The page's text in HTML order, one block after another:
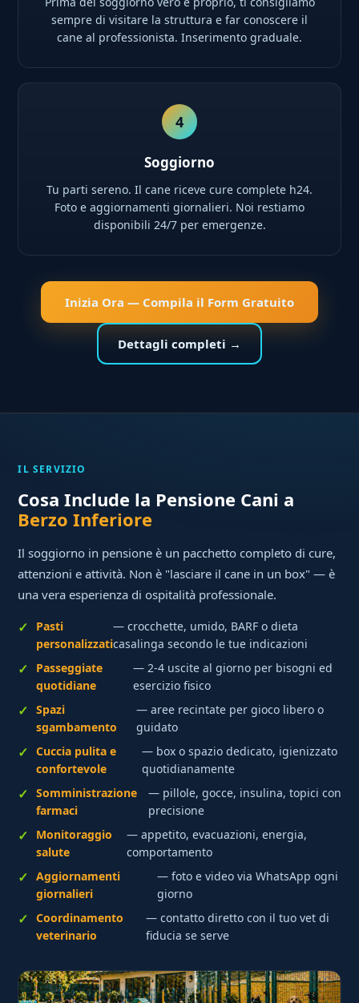
sempre di visitare la struttura e far conoscere il
cane al professionista. Inserimento graduale.
4
Soggiorno
Tu parti sereno. Il cane riceve cure complete h24.
Foto e aggiornamenti giornalieri. Noi restiamo
disponibili 24/7 per emergenze.
Inizia Ora — Compila il Form Gratuito
Dettagli completi →
IL SERVIZIO
Cosa Include la Pensione Cani a
Berzo Inferiore
Il soggiorno in pensione è un pacchetto completo di cure,
attenzioni e attività. Non è "lasciare il cane in un box" — è
una vera esperienza di ospitalità professionale.
Pasti
personalizzati
— crocchette, umido, BARF o dieta
casalinga secondo le tue indicazioni
Passeggiate
quotidiane
— 2-4 uscite al giorno per bisogni ed
esercizio fisico
Spazi
sgambamento
— aree recintate per gioco libero o
guidato
Cuccia pulita e
confortevole
— box o spazio dedicato, igienizzato
quotidianamente
Somministrazione
farmaci
— pillole, gocce, insulina, topici con
precisione
Monitoraggio
salute
— appetito, evacuazioni, energia,
comportamento
Aggiornamenti
giornalieri
— foto e video via WhatsApp ogni
giorno
Coordinamento
veterinario
— contatto diretto con il tuo vet di
fiducia se serve